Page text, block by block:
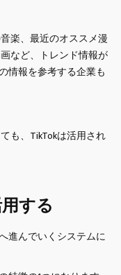
楽、最近のオススメ漫
など、トレンド情報が
情報を参考する企業も
も、TikTokは活用され
する
進んでいくシステムに